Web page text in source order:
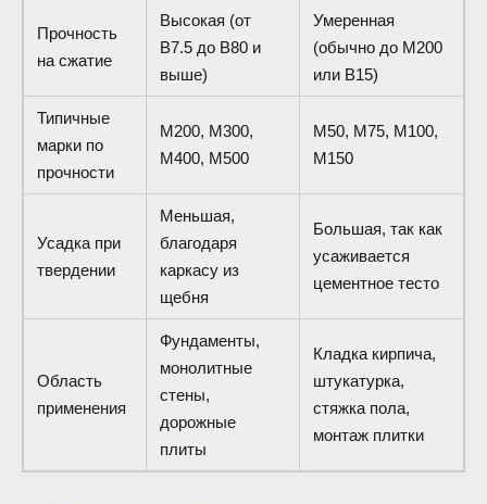
Прочность
на сжатие
Высокая (от
В7.5 до В80 и
выше)
Умеренная
(обычно до М200
или В15)
Типичные
марки по
прочности
М200, М300,
М400, М500
М50, М75, М100,
М150
Усадка при
твердении
Меньшая,
благодаря
каркасу из
щебня
Большая, так как
усаживается
цементное тесто
Область
применения
Фундаменты,
монолитные
стены,
дорожные
плиты
Кладка кирпича,
штукатурка,
стяжка пола,
монтаж плитки